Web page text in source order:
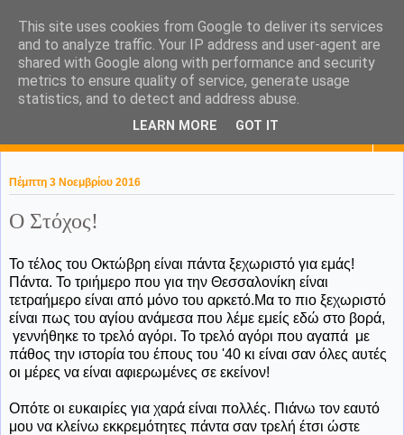
KaPa. Me without you...tea
without a biscuit!
Πέμπτη 3 Νοεμβρίου 2016
Ο Στόχος!
Το τέλος του Οκτώβρη είναι πάντα ξεχωριστό για εμάς!
Πάντα. Το τριήμερο που για την Θεσσαλονίκη είναι
τετραήμερο είναι από μόνο του αρκετό.Μα το πιο ξεχωριστό
είναι πως του αγίου ανάμεσα που λέμε εμείς εδώ στο βορά,
γεννήθηκε το τρελό αγόρι. Το τρελό αγόρι που αγαπά με
πάθος την ιστορία του έπους του '40 κι είναι σαν όλες αυτές
οι μέρες να είναι αφιερωμένες σε εκείνον!
Οπότε οι ευκαιρίες για χαρά είναι πολλές. Πιάνω τον εαυτό
μου να κλείνω εκκρεμότητες πάντα σαν τρελή έτσι ώστε
This site uses cookies from Google to deliver its services
and to analyze traffic. Your IP address and user-agent are
shared with Google along with performance and security
metrics to ensure quality of service, generate usage
statistics, and to detect and address abuse.
LEARN MORE GOT IT